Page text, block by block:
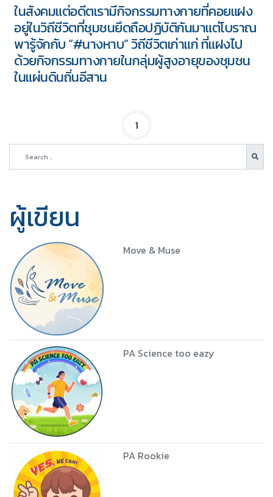
ในสังคมแต่อดีตเรามีกิจกรรมทางกายที่คอยแฝง
อยู่ในวิถีชีวิตที่ชุมชนยึดถือปฏิบัติกันมาแต่โบราณ
พารู้จักกับ “#นางหาบ” วิถีชีวิตเก่าแก่ ที่แฝงไป
ด้วยกิจกรรมทางกายในกลุ่มผู้สูงอายุของชุมชน
ในแผ่นดินถิ่นอีสาน
1
ผู้เขียน
Move & Muse
PA Science too eazy
PA Rookie